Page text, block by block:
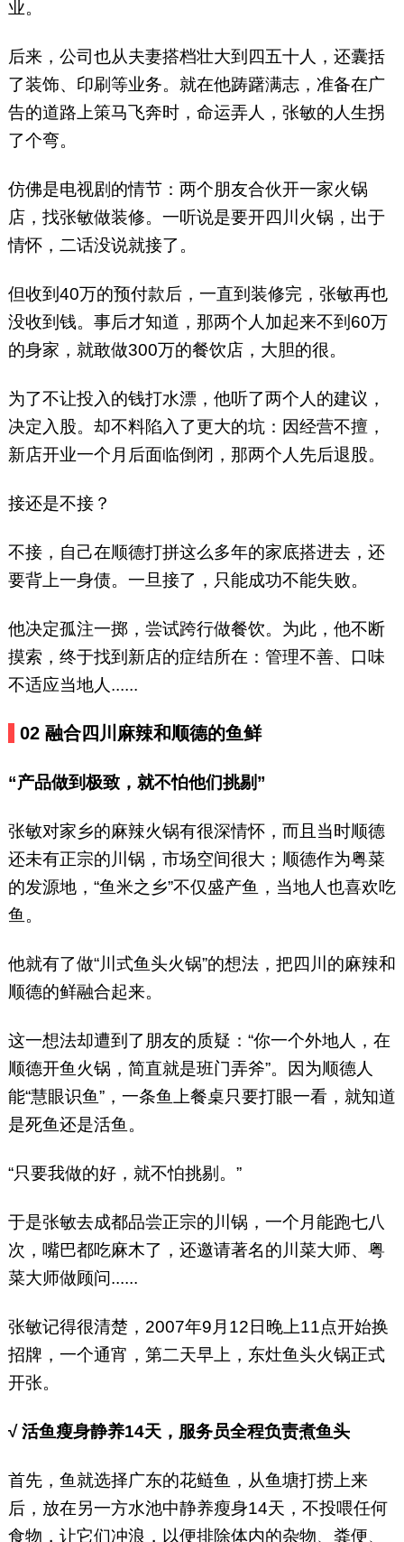
业。
后来，公司也从夫妻搭档壮大到四五十人，还囊括
了装饰、印刷等业务。就在他踌躇满志，准备在广
告的道路上策马飞奔时，命运弄人，张敏的人生拐
了个弯。
仿佛是电视剧的情节：两个朋友合伙开一家火锅
店，找张敏做装修。一听说是要开四川火锅，出于
情怀，二话没说就接了。
但收到40万的预付款后，一直到装修完，张敏再也
没收到钱。事后才知道，那两个人加起来不到60万
的身家，就敢做300万的餐饮店，大胆的很。
为了不让投入的钱打水漂，他听了两个人的建议，
决定入股。却不料陷入了更大的坑：因经营不擅，
新店开业一个月后面临倒闭，那两个人先后退股。
接还是不接？
不接，自己在顺德打拼这么多年的家底搭进去，还
要背上一身债。一旦接了，只能成功不能失败。
他决定孤注一掷，尝试跨行做餐饮。为此，他不断
摸索，终于找到新店的症结所在：管理不善、口味
不适应当地人......
02 融合四川麻辣和顺德的鱼鲜
“产品做到极致，就不怕他们挑剔”
张敏对家乡的麻辣火锅有很深情怀，而且当时顺德
还未有正宗的川锅，市场空间很大；顺德作为粤菜
的发源地，“鱼米之乡”不仅盛产鱼，当地人也喜欢吃
鱼。
他就有了做“川式鱼头火锅”的想法，把四川的麻辣和
顺德的鲜融合起来。
这一想法却遭到了朋友的质疑：“你一个外地人，在
顺德开鱼火锅，简直就是班门弄斧”。因为顺德人
能“慧眼识鱼”，一条鱼上餐桌只要打眼一看，就知道
是死鱼还是活鱼。
“只要我做的好，就不怕挑剔。”
于是张敏去成都品尝正宗的川锅，一个月能跑七八
次，嘴巴都吃麻木了，还邀请著名的川菜大师、粤
菜大师做顾问......
张敏记得很清楚，2007年9月12日晚上11点开始换
招牌，一个通宵，第二天早上，东灶鱼头火锅正式
开张。
√ 活鱼瘦身静养14天，服务员全程负责煮鱼头
首先，鱼就选择广东的花鲢鱼，从鱼塘打捞上来
后，放在另一方水池中静养瘦身14天，不投喂任何
食物，让它们冲浪，以便排除体内的杂物、粪便、